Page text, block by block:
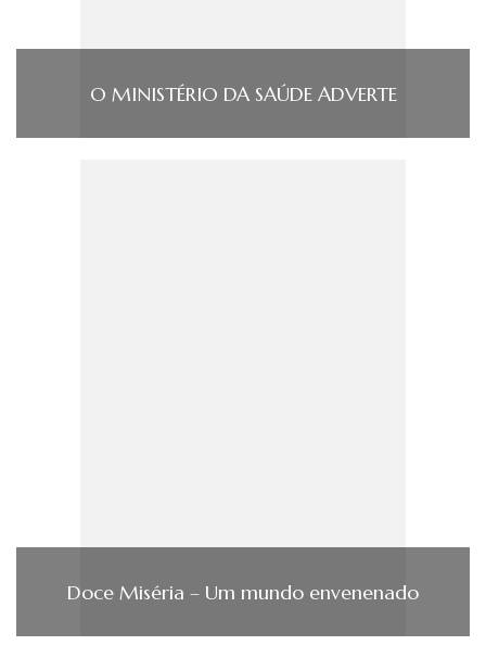
O MINISTÉRIO DA SAÚDE ADVERTE
Doce Miséria – Um mundo envenenado